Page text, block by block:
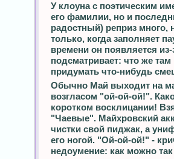
У клоуна с поэтическим
его фамилии, но и
радостный) реприз много,
только, когда заполняет
времени он появляется
подсматривает: что же
придумать что-нибудь
Обычно Май выходит на
возгласом "ой-ой-ой!".
коротком восклицании!
"Чаевые". Майхровский
чистки свой пиджак, а
его ногой. "Ой-ой-ой!" -
недоумение: как можно